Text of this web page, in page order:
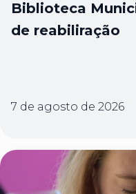
Biblioteca
de reabiliração
7 de agosto de 2026